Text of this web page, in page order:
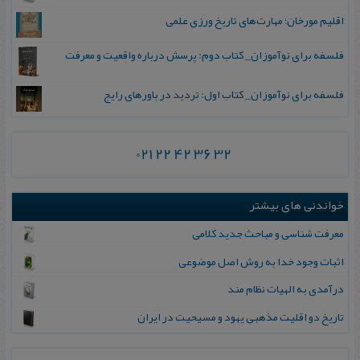
اقلیم مورخان؛ مهارت‌های تاریخ ورزی علمی
فلسفه برای نوآموزان_ کتاب دوم: پرسش درباره واقعیت و معرفت
فلسفه برای نوآموزان_ کتاب اول: تردید در باورهای رایج
021 22 42 36 32
خواندنی های بیشتر
معرفت شناسی و مباحث جدید کلامی
اثبات وجود خدا به روش اصل موضوعی
درآمدی به الهیات نظام مند
تاریخ دو اقلیت مذهبی یهود و مسیحیت در ایران